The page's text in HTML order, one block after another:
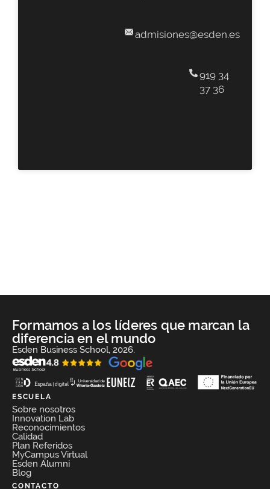
admisiones@esden.es
919 34
37 36
Formamos a los líderes que marcan la
diferencia en el mundo
Esden Business School, 2026.
ESCUELA
Sobre nosotros
Innovation Lab
Reconocimientos
Calidad
Plan Referidos
MyCampus Virtual
Esden Alumni
Blog
CONTACTO